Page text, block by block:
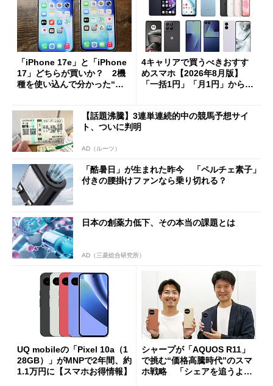
「iPhone 17e」と「iPhone
17」どちらが買いか？ 2機
種を使い込んで分かった“ス
4キャリアで買うべきおすす
めスマホ【2026年8月版】
「一括1円」「月1円」からお
【話題沸騰】3連単連続的中の競馬予想サイ
ト、ついに判明
AD（ルーツ）
「酷暑日」が生まれた昨今 「ペルチェ素子」
付きの腰掛けファンなら乗り切れる？
日本の創薬力低下、その本当の課題とは
AD（三菱総合研究所）
UQ mobileの「Pixel 10a（1
28GB）」がMNPで2年間、約
1.1万円に【スマホお得情報】
シャープが「AQUOS R11」
で挑む“価格高騰時代”のスマ
ホ戦略 「シェアを追うより